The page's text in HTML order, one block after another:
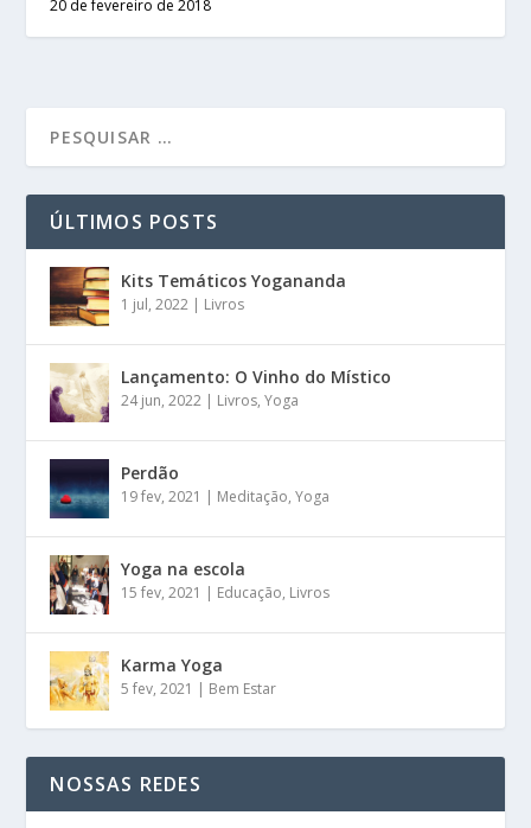
20 de fevereiro de 2018
ÚLTIMOS POSTS
Kits Temáticos Yogananda
1 jul, 2022 | Livros
Lançamento: O Vinho do Místico
24 jun, 2022 | Livros,Yoga
Perdão
19 fev, 2021 | Meditação,Yoga
Yoga na escola
15 fev, 2021 | Educação, Livros
Karma Yoga
5 fev, 2021 | Bem Estar
NOSSAS REDES